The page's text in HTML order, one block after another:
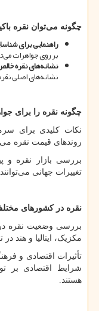
چگونه میتوان نقره
راهنمایی برای
بر روی جواهرات می
نشانههای نقره
نشانههای اصلی
چگونه نقره را برای
نکات کلیدی برای
روندهای قیمت نقره می
بررسی بازار نقره و
تغییرات جهانی می
نقره در کشورهای
بررسی وضعیت نقره
مکزیک، ایتالیا و هند
تأثیرات اقتصادی و
شرایط اقتصادی بر
هستند.